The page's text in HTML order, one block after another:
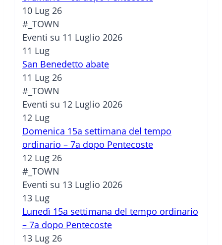
10 Lug 26
#_TOWN
Eventi su 11 Luglio 2026
11 Lug
San Benedetto abate
11 Lug 26
#_TOWN
Eventi su 12 Luglio 2026
12 Lug
Domenica 15a settimana del tempo
ordinario – 7a dopo Pentecoste
12 Lug 26
#_TOWN
Eventi su 13 Luglio 2026
13 Lug
Lunedì 15a settimana del tempo ordinario
– 7a dopo Pentecoste
13 Lug 26